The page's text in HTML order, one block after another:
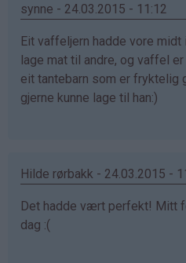
synne - 24.03.2015 - 11:12
Eit vaffeljern hadde vore midt
lage mat til andre, og vaffel
eit tantebarn som er fryktelig
gjerne kunne lage til han:)
Hilde rørbakk - 24.03.2015 -
Det hadde vært perfekt! Mitt
dag :(